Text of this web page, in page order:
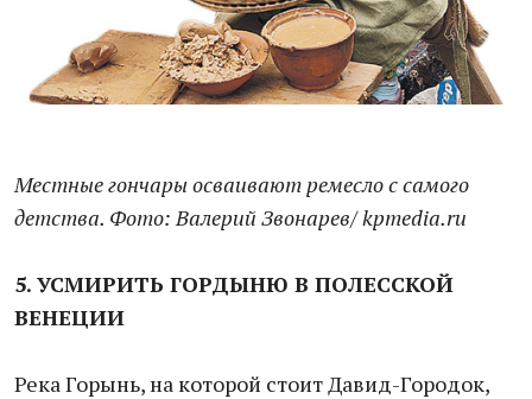
Местные гончары осваивают ремесло с самого
детства. Фото: Валерий Звонарев/ kpmedia.ru
5. УСМИРИТЬ ГОРДЫНЮ В ПОЛЕССКОЙ
ВЕНЕЦИИ
Река Горынь, на которой стоит Давид-Городок,